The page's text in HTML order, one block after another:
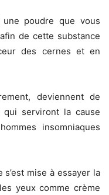
poudre que vous
de cette substance
des cernes et en
deviennent de
qui serviront la cause
insomniaques
mise à essayer la
yeux comme crème